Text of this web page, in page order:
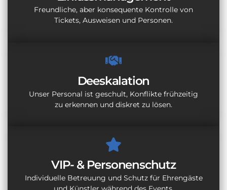
Freundliche, aber konsequente Kontrolle von
Tickets, Ausweisen und Personen.
Deeskalation
Unser Personal ist geschult, Konflikte frühzeitig
zu erkennen und diskret zu lösen.
VIP- & Personenschutz
Individuelle Betreuung und Schutz für Ehrengäste